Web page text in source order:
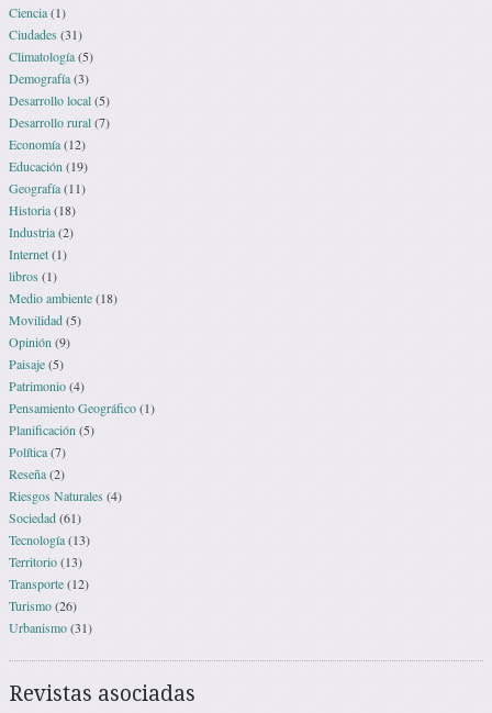
Ciencia(1)
Ciudades (31)
Climatología(5)
Demografía(3)
Desarrollo local(5)
Desarrollo rural(7)
Economía(12)
Educación (19)
Geografía(11)
Historia(18)
Industria(2)
Internet(1)
libros (1)
Medio ambiente(18)
Movilidad(5)
Opinión (9)
Paisaje(5)
Patrimonio(4)
Pensamiento Geográfico(1)
Planificación (5)
Política(7)
Reseña(2)
Riesgos Naturales(4)
Sociedad(61)
Tecnología(13)
Territorio(13)
Transporte(12)
Turismo(26)
Urbanismo(31)
Revistas asociadas